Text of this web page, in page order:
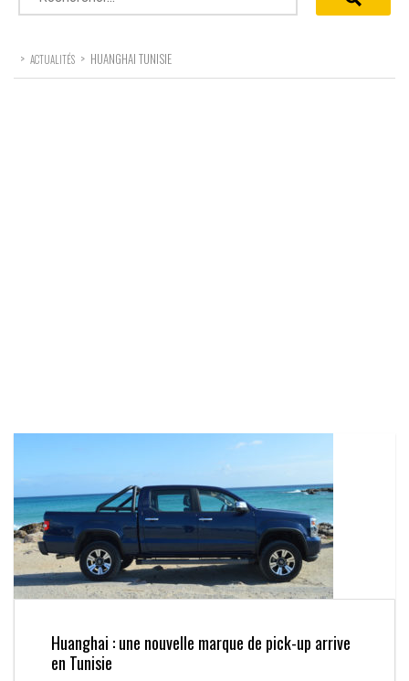
> ACTUALITÉS > HUANGHAI TUNISIE
Huanghai : une nouvelle marque de pick-up arrive
en Tunisie